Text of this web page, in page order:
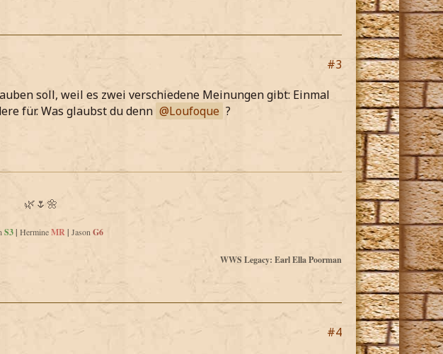
#3
soll, weil es zwei verschiedene Meinungen gibt: Einmal
für. Was glaubst du denn
Loufoque ?
🌿🌷🌼
S3| HermineMR| Jason G6
WWS Legacy: Earl Ella Poorman
#4